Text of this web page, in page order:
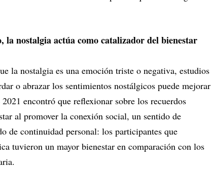
la nostalgia actúa como catalizador del bienestar
la nostalgia es una emoción triste o negativa, estudios
o abrazar los sentimientos nostálgicos puede mejorar
2021 encontró que reflexionar sobre los recuerdos
al promover la conexión social, un sentido de
de continuidad personal: los participantes que
tuvieron un mayor bienestar en comparación con los